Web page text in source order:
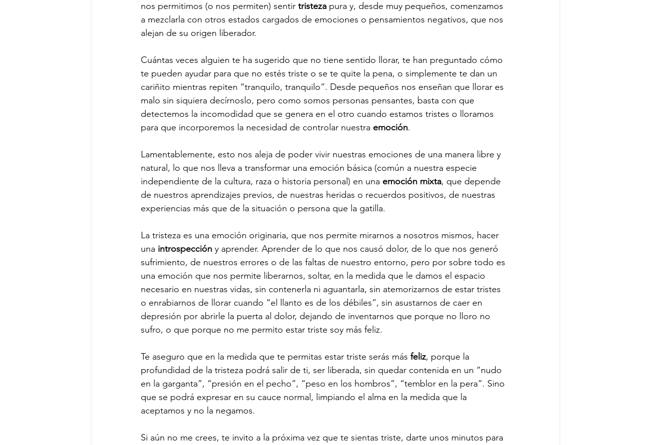
nos permitimos (o nos permiten) sentir tristeza pura y, desde muy pequeños, comenzamos
a mezclarla con otros estados cargados de emociones o pensamientos negativos, que nos
alejan de su origen liberador.
Cuántas veces alguien te ha sugerido que no tiene sentido llorar, te han preguntado cómo
te pueden ayudar para que no estés triste o se te quite la pena, o simplemente te dan un
cariñito mientras repiten “tranquilo, tranquilo”. Desde pequeños nos enseñan que llorar es
malo sin siquiera decírnoslo, pero como somos personas pensantes, basta con que
detectemos la incomodidad que se genera en el otro cuando estamos tristes o lloramos
para que incorporemos la necesidad de controlar nuestra emoción.
Lamentablemente, esto nos aleja de poder vivir nuestras emociones de una manera libre y
natural, lo que nos lleva a transformar una emoción básica (común a nuestra especie
independiente de la cultura, raza o historia personal) en una emoción mixta, que depende
de nuestros aprendizajes previos, de nuestras heridas o recuerdos positivos, de nuestras
experiencias más que de la situación o persona que la gatilla.
La tristeza es una emoción originaria, que nos permite mirarnos a nosotros mismos, hacer
una introspección y aprender. Aprender de lo que nos causó dolor, de lo que nos generó
sufrimiento, de nuestros errores o de las faltas de nuestro entorno, pero por sobre todo es
una emoción que nos permite liberarnos, soltar, en la medida que le damos el espacio
necesario en nuestras vidas, sin contenerla ni aguantarla, sin atemorizarnos de estar tristes
o enrabiarnos de llorar cuando “el llanto es de los débiles”, sin asustarnos de caer en
depresión por abrirle la puerta al dolor, dejando de inventarnos que porque no lloro no
sufro, o que porque no me permito estar triste soy más feliz.
Te aseguro que en la medida que te permitas estar triste serás más feliz, porque la
profundidad de la tristeza podrá salir de ti, ser liberada, sin quedar contenida en un “nudo
en la garganta”, “presión en el pecho”, “peso en los hombros”, “temblor en la pera”. Sino
que se podrá expresar en su cauce normal, limpiando el alma en la medida que la
aceptamos y no la negamos.
Si aún no me crees, te invito a la próxima vez que te sientas triste, darte unos minutos para